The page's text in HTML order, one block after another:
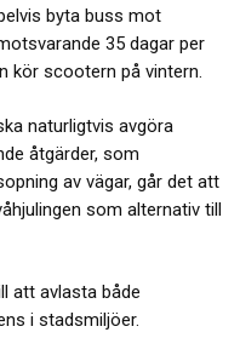
byta buss mot
35 dagar per
kör scootern på vintern.
naturligtvis avgöra
åtgärder, som
av vägar, går det att
som alternativ till
att avlasta både
i stadsmiljöer.